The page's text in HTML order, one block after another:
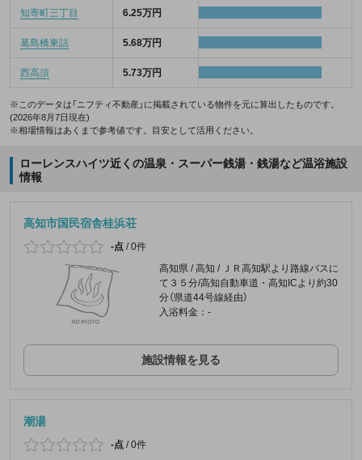
知寄町三丁目 6.25万円
葛島橋東詰 5.68万円
西高須 5.73万円
※このデータは「ニフティ不動産」に掲載されている物件を元に算出したものです。
(2026年8月7日現在)
※相場情報はあくまで参考値です。目安として活用ください。
ローレンスハイツ近くの温泉・スーパー銭湯・銭湯など温浴施設
情報
高知市国民宿舎桂浜荘
-点 /0件
高知県 / 高知 / ＪＲ高知駅より路線バスに
て３５分/高知自動車道・高知ICより約30
分（県道44号線経由）
入浴料金：-
施設情報を見る
潮湯
-点 /0件